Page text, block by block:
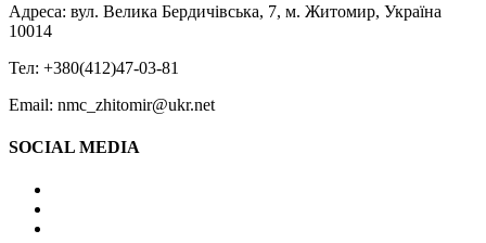
Адреса: вул. Велика Бердичівська, 7, м. Житомир, Україна
10014
Тел: +380(412)47-03-81
Email: nmc_zhitomir@ukr.net
SOCIAL MEDIA